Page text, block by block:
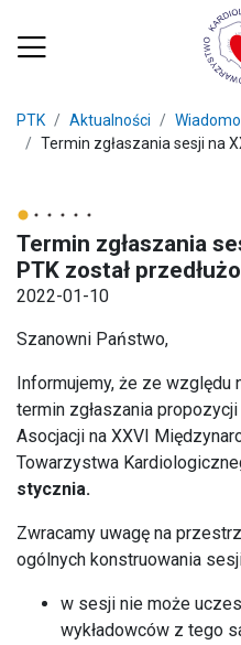
PTK Aktualności
Termin zgłaszania sesji na
Termin zgłaszania
PTK został
2022-01-10
Szanowni Państwo,
Informujemy, że ze względu
termin zgłaszania
Asocjacji na XXVI
Towarzystwa
stycznia.
Zwracamy uwagę na
ogólnych konstruowania
w sesji nie może
wykładowców z tego